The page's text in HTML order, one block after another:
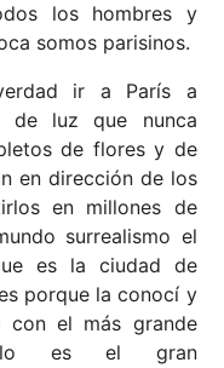
los hombres y
somos parisinos.
ir a París a
de luz que nunca
de flores y de
en dirección de los
en millones de
surrealismo el
es la ciudad de
porque la conocí y
el más grande
lo es el gran